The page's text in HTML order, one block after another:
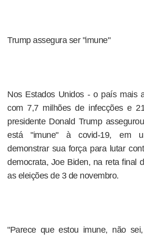
Trump assegura ser "imune"
Nos Estados Unidos - o país mais
com 7,7 milhões de infecções e
presidente Donald Trump
está "imune" à covid-19, em
demonstrar sua força para lutar
democrata, Joe Biden, na reta final
as eleições de 3 de novembro.
"Parece que estou imune, não